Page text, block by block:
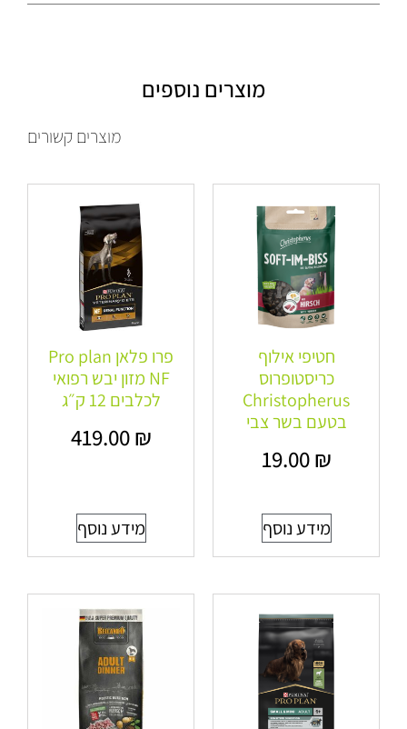
מוצרים נוספים
מוצרים קשורים
חטיפי אילוף
כריסטופרוס
Christopherus
בטעם בשר צבי
19.00₪
מידע נוסף
פרו פלאן Pro plan
NF מזון יבש רפואי
לכלבים 12 ק״ג
419.00₪
מידע נוסף